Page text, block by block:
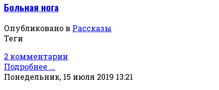
Больная нога
Опубликовано в Рассказы
Теги
2 комментарии
Подробнее ...
Понедельник, 15 июля 2019 13:21